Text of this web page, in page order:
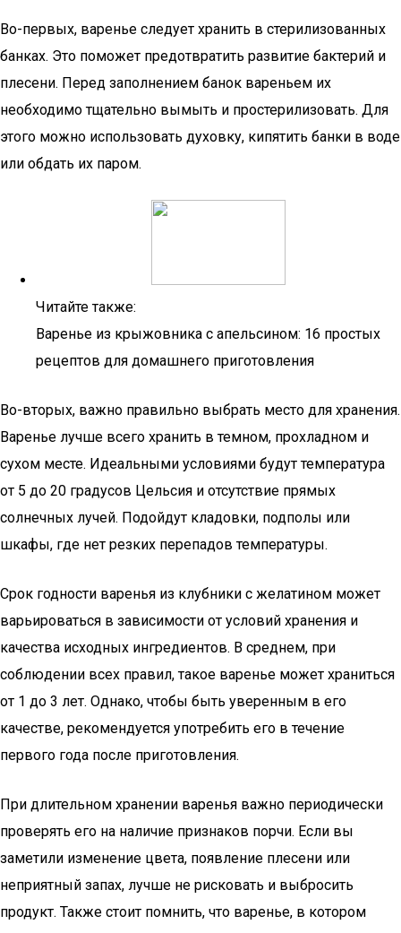
Во-первых, варенье следует хранить в стерилизованных
банках. Это поможет предотвратить развитие бактерий и
плесени. Перед заполнением банок вареньем их
необходимо тщательно вымыть и простерилизовать. Для
этого можно использовать духовку, кипятить банки в воде
или обдать их паром.
Читайте также:
Варенье из крыжовника с апельсином: 16 простых
рецептов для домашнего приготовления
Во-вторых, важно правильно выбрать место для хранения.
Варенье лучше всего хранить в темном, прохладном и
сухом месте. Идеальными условиями будут температура
от 5 до 20 градусов Цельсия и отсутствие прямых
солнечных лучей. Подойдут кладовки, подполы или
шкафы, где нет резких перепадов температуры.
Срок годности варенья из клубники с желатином может
варьироваться в зависимости от условий хранения и
качества исходных ингредиентов. В среднем, при
соблюдении всех правил, такое варенье может храниться
от 1 до 3 лет. Однако, чтобы быть уверенным в его
качестве, рекомендуется употребить его в течение
первого года после приготовления.
При длительном хранении варенья важно периодически
проверять его на наличие признаков порчи. Если вы
заметили изменение цвета, появление плесени или
неприятный запах, лучше не рисковать и выбросить
продукт. Также стоит помнить, что варенье, в котором